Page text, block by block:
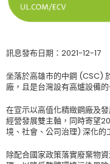
訊息發布日期：2021-12-17
坐落於高雄市的中鋼 (CSC)
廠，且是台灣設有高爐設備
在宣示以高值化精緻鋼廠及
經營發展雙主軸，同時寄望
境、社會、公司治理) 深化的
除配合國家政策落實廢棄物